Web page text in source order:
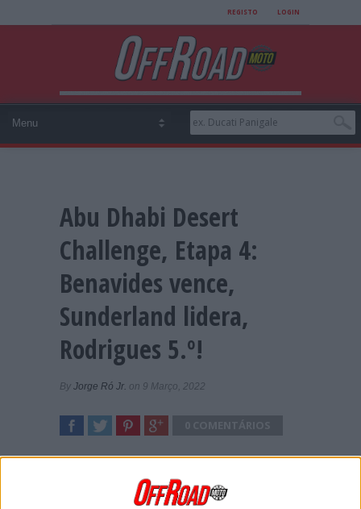
REGISTO LOGIN
Abu Dhabi Desert
Challenge, Etapa 4:
Benavides vence,
Sunderland lidera,
Rodrigues 5.º!
By Jorge Ró Jr. on 9 Março, 2022